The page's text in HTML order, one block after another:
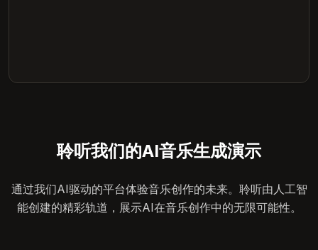
聆听我们的AI音乐生成演示
通过我们AI驱动的平台体验音乐创作的未来。聆听由人工智
能创建的精彩轨道，展示AI在音乐创作中的无限可能性。